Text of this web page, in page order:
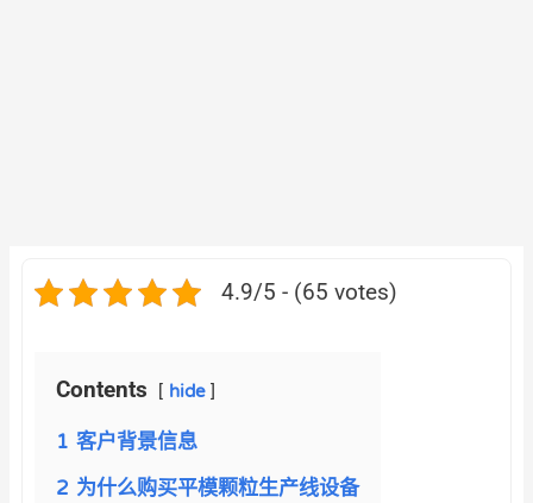
4.9/5 - (65 votes)
Contents hide
1 客户背景信息
2 为什么购买平模颗粒生产线设备